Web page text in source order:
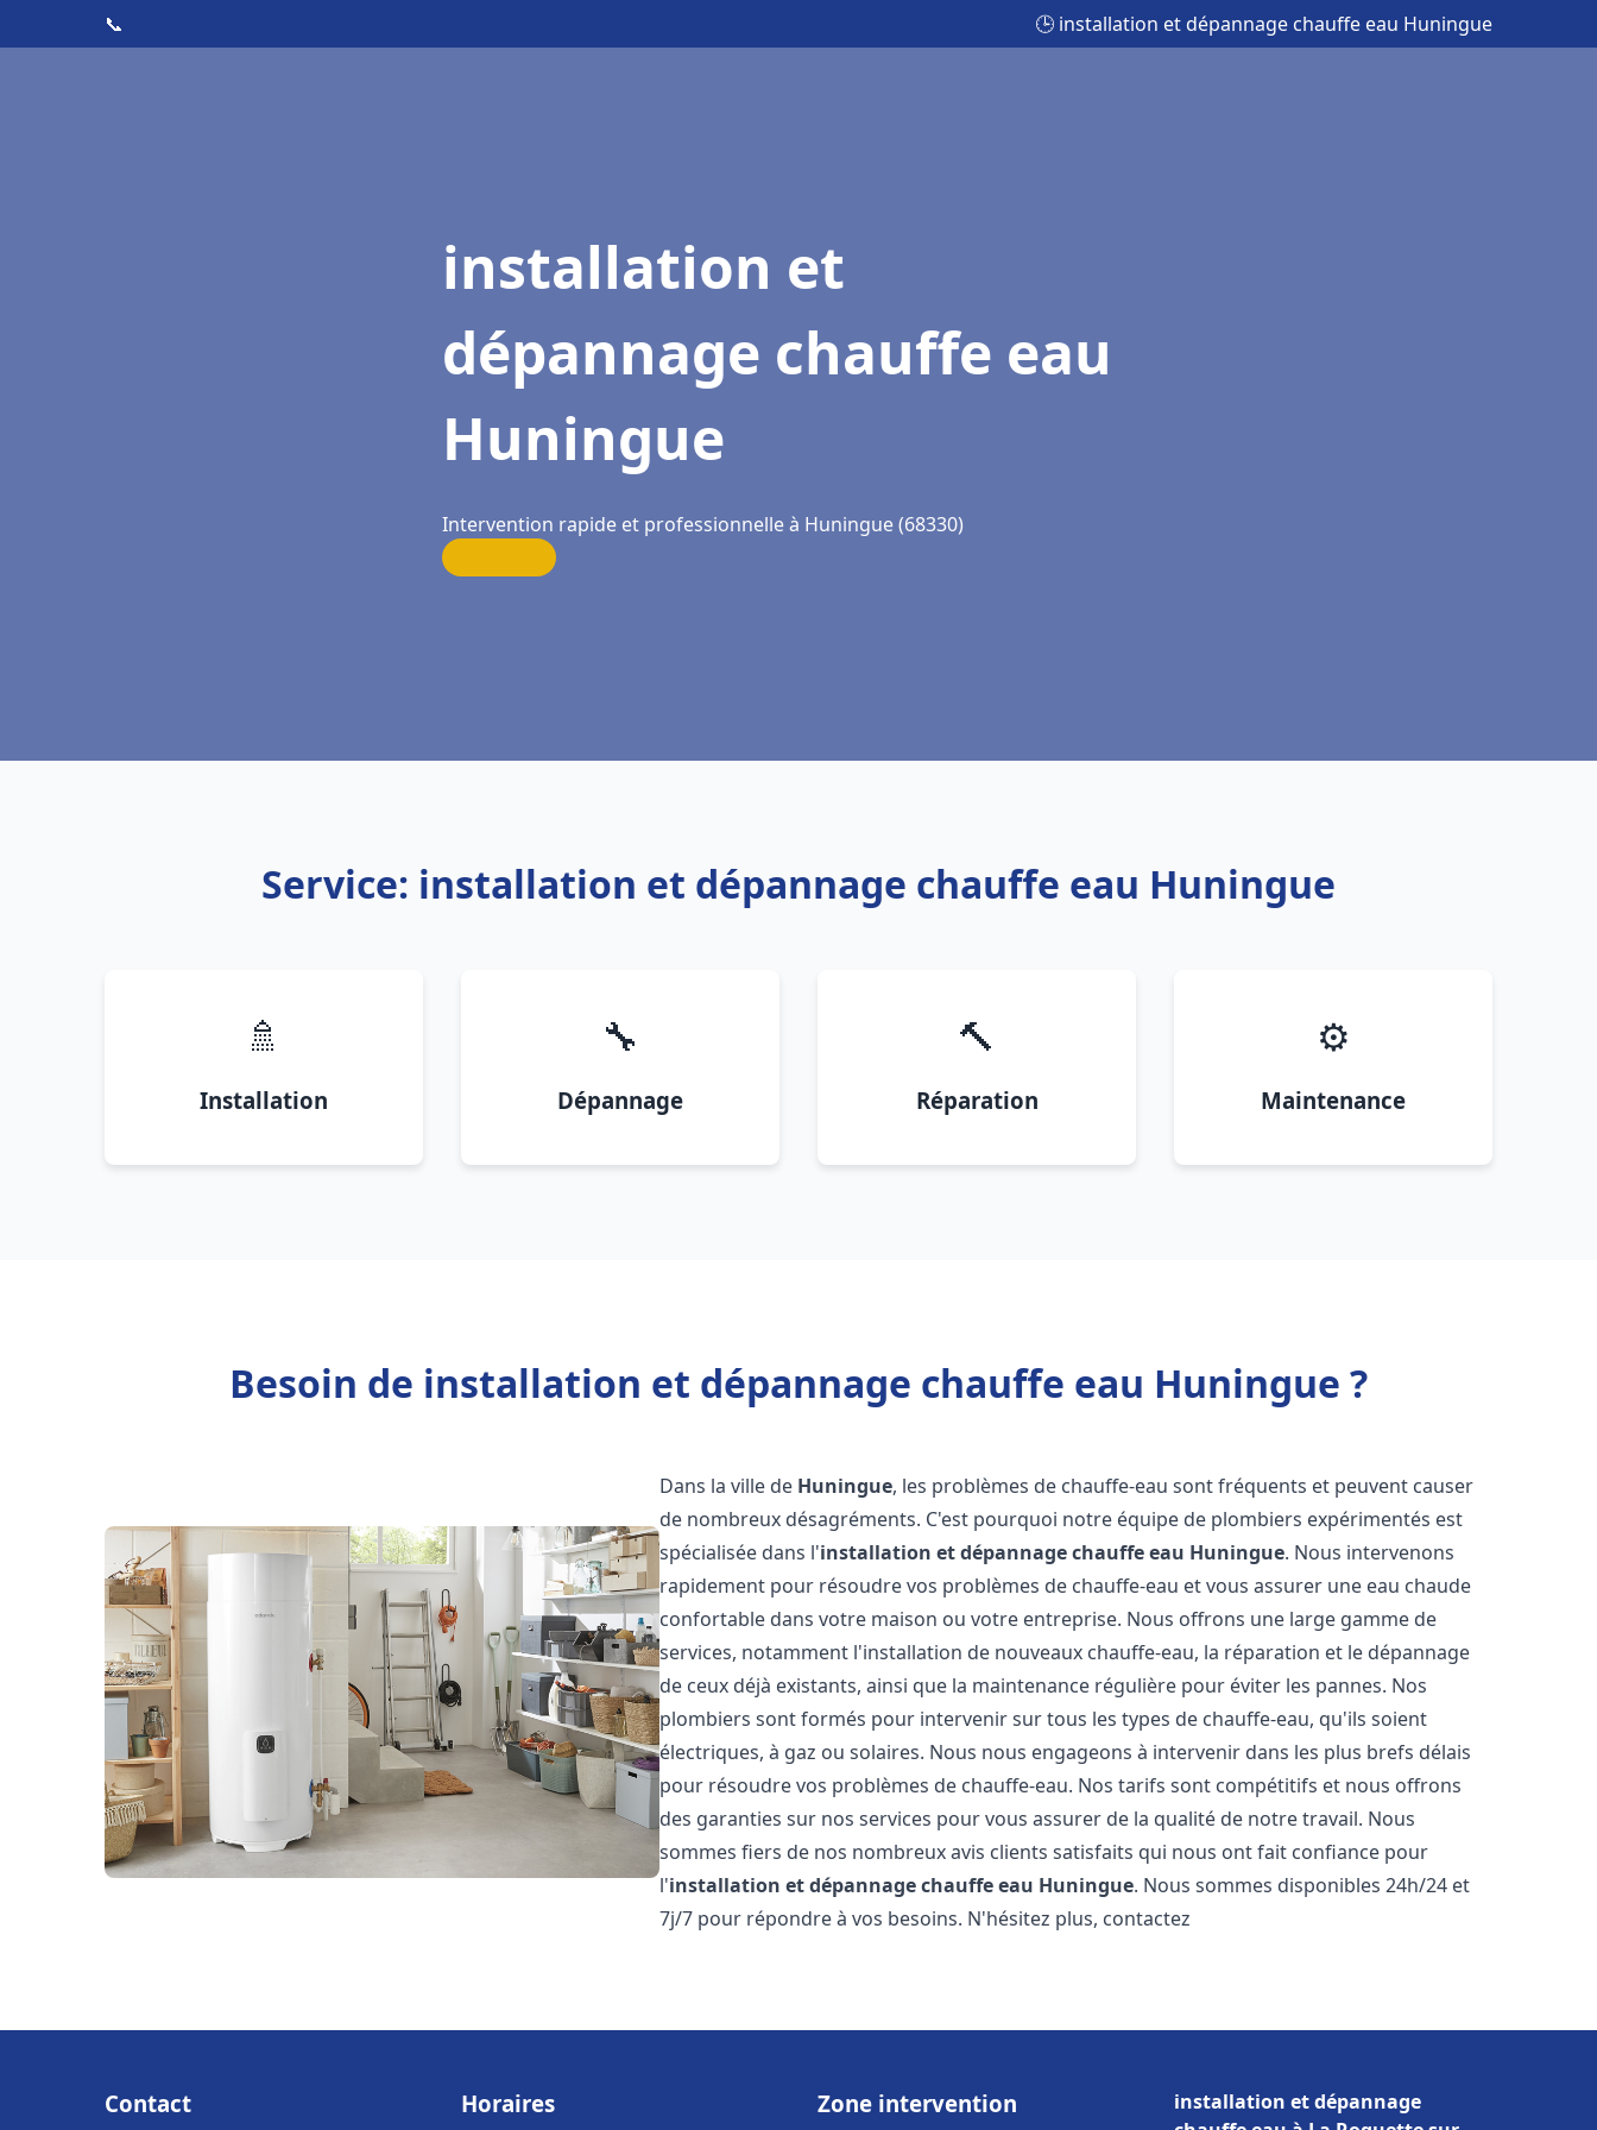
📞 🕒 installation et dépannage chauffe eau Huningue
installation et
dépannage chauffe eau
Huningue
Intervention rapide et professionnelle à Huningue (68330)
Service: installation et dépannage chauffe eau Huningue
🚿
Installation
🔧
Dépannage
🔨
Réparation
⚙️
Maintenance
Besoin de installation et dépannage chauffe eau Huningue ?
Dans la ville de Huningue, les problèmes de chauffe-eau sont fréquents et peuvent causer
de nombreux désagréments. C'est pourquoi notre équipe de plombiers expérimentés est
spécialisée dans l'installation et dépannage chauffe eau Huningue. Nous intervenons
rapidement pour résoudre vos problèmes de chauffe-eau et vous assurer une eau chaude
confortable dans votre maison ou votre entreprise. Nous offrons une large gamme de
services, notamment l'installation de nouveaux chauffe-eau, la réparation et le dépannage
de ceux déjà existants, ainsi que la maintenance régulière pour éviter les pannes. Nos
plombiers sont formés pour intervenir sur tous les types de chauffe-eau, qu'ils soient
électriques, à gaz ou solaires. Nous nous engageons à intervenir dans les plus brefs délais
pour résoudre vos problèmes de chauffe-eau. Nos tarifs sont compétitifs et nous offrons
des garanties sur nos services pour vous assurer de la qualité de notre travail. Nous
sommes fiers de nos nombreux avis clients satisfaits qui nous ont fait confiance pour
l'installation et dépannage chauffe eau Huningue. Nous sommes disponibles 24h/24 et
7j/7 pour répondre à vos besoins. N'hésitez plus, contactez
Contact Horaires Zone intervention
installation et dépannage